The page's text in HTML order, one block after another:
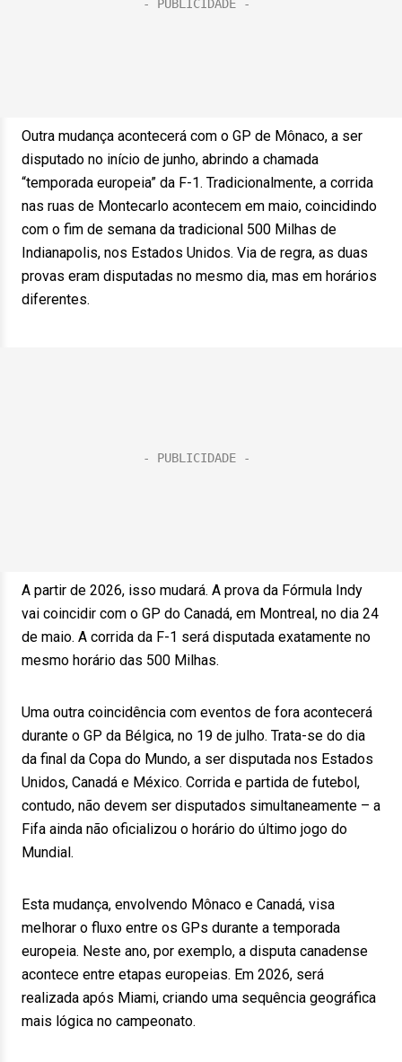
Outra mudança acontecerá com o GP de Mônaco, a ser
disputado no início de junho, abrindo a chamada
“temporada europeia” da F-1. Tradicionalmente, a corrida
nas ruas de Montecarlo acontecem em maio, coincidindo
com o fim de semana da tradicional 500 Milhas de
Indianapolis, nos Estados Unidos. Via de regra, as duas
provas eram disputadas no mesmo dia, mas em horários
diferentes.
A partir de 2026, isso mudará. A prova da Fórmula Indy
vai coincidir com o GP do Canadá, em Montreal, no dia 24
de maio. A corrida da F-1 será disputada exatamente no
mesmo horário das 500 Milhas.
Uma outra coincidência com eventos de fora acontecerá
durante o GP da Bélgica, no 19 de julho. Trata-se do dia
da final da Copa do Mundo, a ser disputada nos Estados
Unidos, Canadá e México. Corrida e partida de futebol,
contudo, não devem ser disputados simultaneamente – a
Fifa ainda não oficializou o horário do último jogo do
Mundial.
Esta mudança, envolvendo Mônaco e Canadá, visa
melhorar o fluxo entre os GPs durante a temporada
europeia. Neste ano, por exemplo, a disputa canadense
acontece entre etapas europeias. Em 2026, será
realizada após Miami, criando uma sequência geográfica
mais lógica no campeonato.